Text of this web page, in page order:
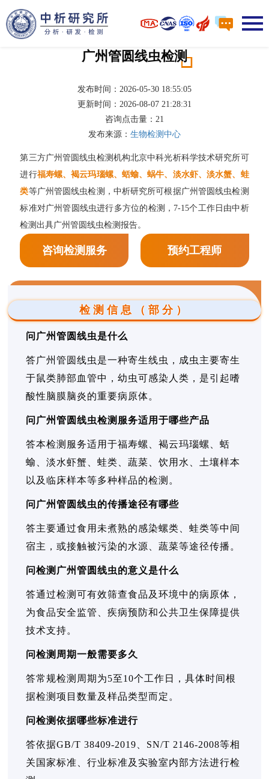
广州管圆线虫检测
发布时间：2026-05-30 18:55:05
更新时间：2026-08-07 21:28:31
咨询点击量： 21
发布来源： 生物检测中心
第三方广州管圆线虫检测机构北京中科光析科学技术研究所可
进行福寿螺、褐云玛瑙螺、蛞蝓、蜗牛、淡水虾、淡水蟹、蛙
类等广州管圆线虫检测，中析研究所可根据广州管圆线虫检测
标准对广州管圆线虫进行多方位的检测，7-15个工作日由中析
检测出具广州管圆线虫检测报告。
咨询检测服务 预约工程师
检测信息（部分）
问广州管圆线虫是什么
答广州管圆线虫是一种寄生线虫，成虫主要寄生
于鼠类肺部血管中，幼虫可感染人类，是引起嗜
酸性脑膜脑炎的重要病原体。
问广州管圆线虫检测服务适用于哪些产品
答本检测服务适用于福寿螺、褐云玛瑙螺、蛞
蝓、淡水虾蟹、蛙类、蔬菜、饮用水、土壤样本
以及临床样本等多种样品的检测。
问广州管圆线虫的传播途径有哪些
答主要通过食用未煮熟的感染螺类、蛙类等中间
宿主，或接触被污染的水源、蔬菜等途径传播。
问检测广州管圆线虫的意义是什么
答通过检测可有效筛查食品及环境中的病原体，
为食品安全监管、疾病预防和公共卫生保障提供
技术支持。
问检测周期一般需要多久
答常规检测周期为5至10个工作日，具体时间根
据检测项目数量及样品类型而定。
问检测依据哪些标准进行
答依据GB/T 38409-2019、SN/T 2146-2008等相
关国家标准、行业标准及实验室内部方法进行检